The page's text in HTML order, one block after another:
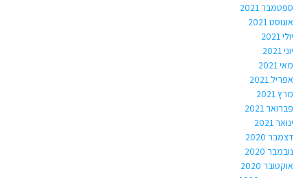
ספטמבר 2021
אוגוסט 2021
יולי 2021
יוני 2021
מאי 2021
אפריל 2021
מרץ 2021
פברואר 2021
ינואר 2021
דצמבר 2020
נובמבר 2020
אוקטובר 2020